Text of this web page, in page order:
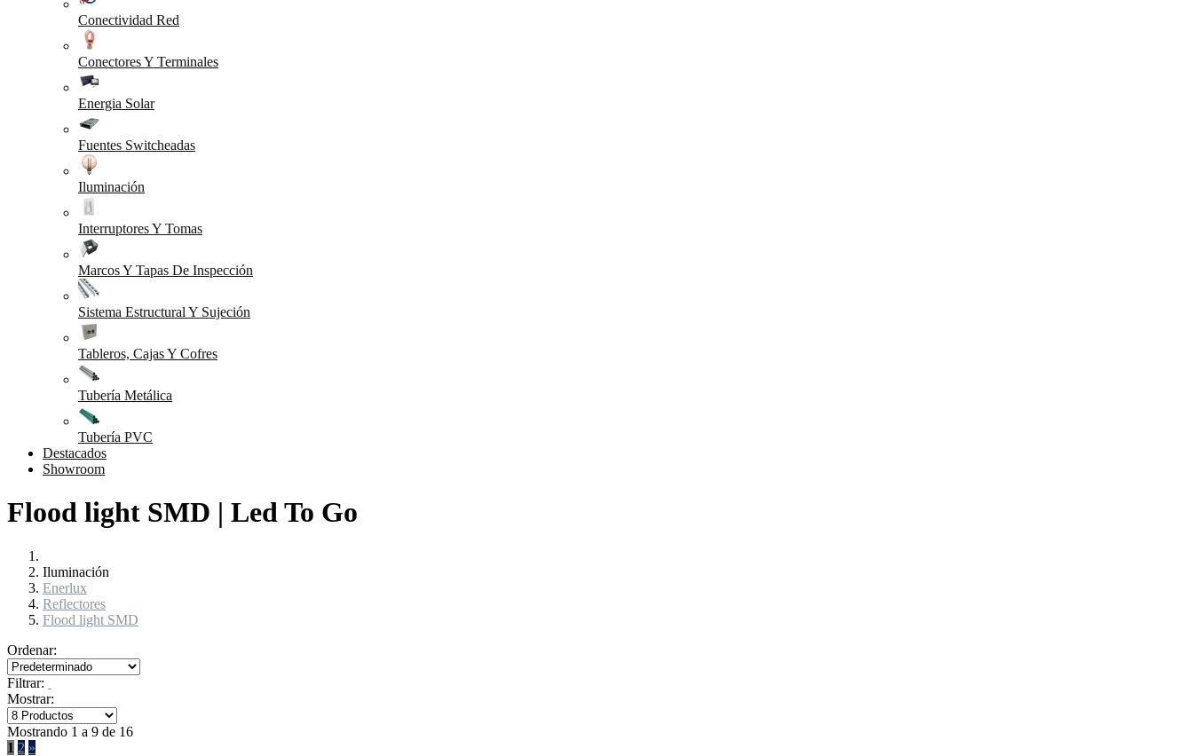
Conectividad Red
Conectores Y Terminales
Energia Solar
Fuentes Switcheadas
Iluminación
Interruptores Y Tomas
Marcos Y Tapas De Inspección
Sistema Estructural Y Sujeción
Tableros, Cajas Y Cofres
Tubería Metálica
Tubería PVC
Destacados
Showroom
Flood light SMD | Led To Go
Iluminación
Enerlux
Reflectores
Flood light SMD
Ordenar:
Filtrar:
Mostrar:
Mostrando 1 a 9 de 16
1 2 »